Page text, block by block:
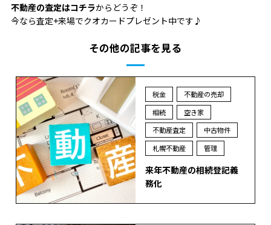
不動産の査定はコチラからどうぞ！
今なら査定+来場でクオカードプレゼント中です♪
その他の記事を見る
税金
不動産の売却
相続
空き家
不動産査定
中古物件
札幌不動産
管理
来年不動産の相続登記義
務化